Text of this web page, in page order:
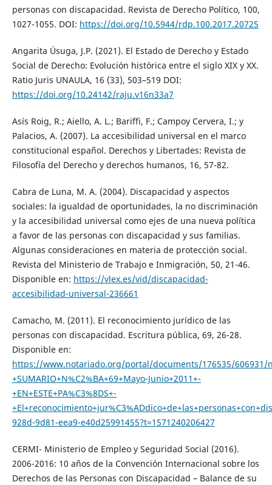
personas con discapacidad. Revista de Derecho Político, 100,
1027-1055. DOI: https://doi.org/10.5944/rdp.100.2017.20725
Angarita Úsuga, J.P. (2021). El Estado de Derecho y Estado
Social de Derecho: Evolución histórica entre el siglo XIX y XX.
Ratio Juris UNAULA, 16 (33), 503–519 DOI:
https://doi.org/10.24142/raju.v16n33a7
Asís Roig, R.; Aiello, A. L.; Bariffi, F.; Campoy Cervera, I.; y
Palacios, A. (2007). La accesibilidad universal en el marco
constitucional español. Derechos y Libertades: Revista de
Filosofía del Derecho y derechos humanos, 16, 57-82.
Cabra de Luna, M. A. (2004). Discapacidad y aspectos
sociales: la igualdad de oportunidades, la no discriminación
y la accesibilidad universal como ejes de una nueva política
a favor de las personas con discapacidad y sus familias.
Algunas consideraciones en materia de protección social.
Revista del Ministerio de Trabajo e Inmigración, 50, 21-46.
Disponible en: https://vlex.es/vid/discapacidad-
accesibilidad-universal-236661
Camacho, M. (2011). El reconocimiento jurídico de las
personas con discapacidad. Escritura pública, 69, 26-28.
Disponible en:
https://www.notariado.org/portal/documents/176535/606931/
+SUMARIO+N%C2%BA+69+Mayo-Junio+2011+-
+EN+ESTE+PA%C3%8DS+-
928d-9d81-eea9-e40d25991455?t=1571240206427
CERMI- Ministerio de Empleo y Seguridad Social (2016).
2006-2016: 10 años de la Convención Internacional sobre los
Derechos de las Personas con Discapacidad – Balance de su